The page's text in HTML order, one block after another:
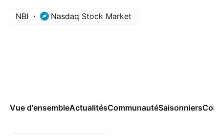
NBI Nasdaq Stock Market
Vue d'ensembleActualitésCommunautéSaisonniers